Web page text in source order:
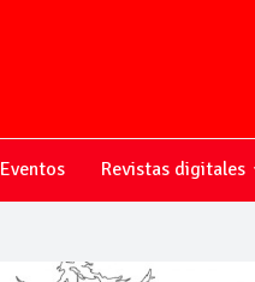
Eventos Revistas digitales